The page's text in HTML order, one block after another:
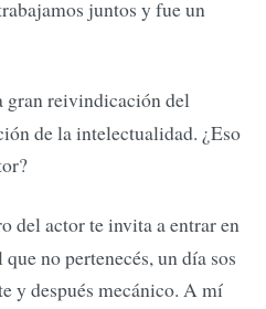
juntos y fue un
gran reivindicación del
de la intelectualidad. ¿Eso
del actor te invita a entrar en
no pertenecés, un día sos
y después mecánico. A mí